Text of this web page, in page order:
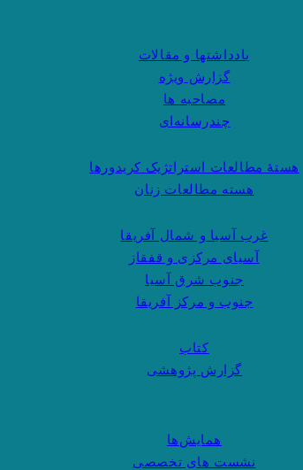
یادداشتها و مقالات
گزارش ویژه
مصاحبه ها
چندرسانه‌ای
هستهٔ مطالعات استراتژیک کریدورها
هسته مطالعات زنان
غرب آسیا و شمال آفریقا
آسیای مرکزی و قفقاز
جنوب شرق آسیا
جنوب و مرکز آفریقا
کتاب
گزارش پژوهشی
همایش‌ها
نشست های تخصصی